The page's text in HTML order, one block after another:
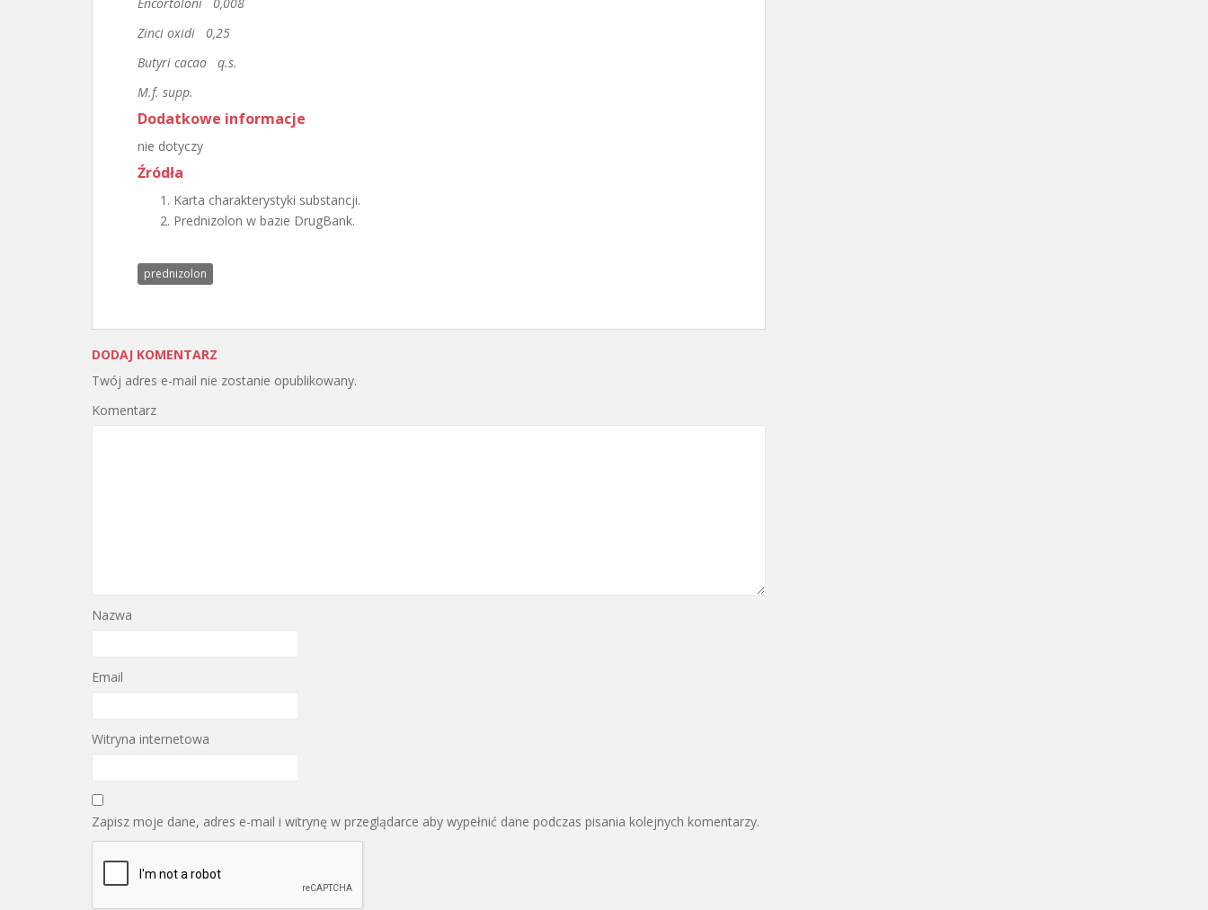
Zinci oxidi 0,25
Butyri cacao q.s.
M.f. supp.
Dodatkowe informacje
nie dotyczy
Źródła
Karta charakterystyki substancji.
Prednizolon w bazie DrugBank.
prednizolon
DODAJ KOMENTARZ
Twój adres e-mail nie zostanie opublikowany.
Komentarz
Nazwa
Email
Witryna internetowa
Zapisz moje dane, adres e-mail i witrynę w przeglądarce aby wypełnić dane podczas pisania kolejnych komentarzy.